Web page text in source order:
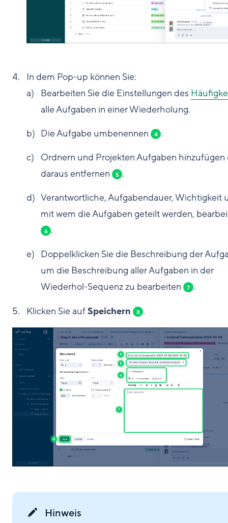
In dem Pop-up können Sie:
Bearbeiten Sie die Einstellungen des
alle Aufgaben in einer Wiederholung.
Die Aufgabe umbenennen
4 .
Ordnern und Projekten Aufgaben hinzufügen
daraus entfernen
5 .
Verantwortliche, Aufgabendauer, Wichtigkeit
mit wem die Aufgaben geteilt werden,
6 .
Doppelklicken Sie die Beschreibung der
um die Beschreibung aller Aufgaben in der
Wiederhol-Sequenz zu bearbeiten
7 .
Klicken Sie aufSpeichern 8 .
Hinweis